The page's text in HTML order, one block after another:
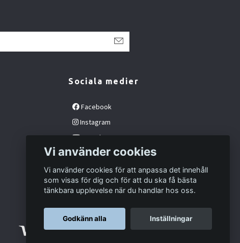
Sociala medier
Facebook
Instagram
YouTube
Vi använder cookies
Vi använder cookies för att anpassa det innehåll
som visas för dig och för att du ska få bästa
tänkbara upplevelse när du handlar hos oss.
Godkänn alla Inställningar